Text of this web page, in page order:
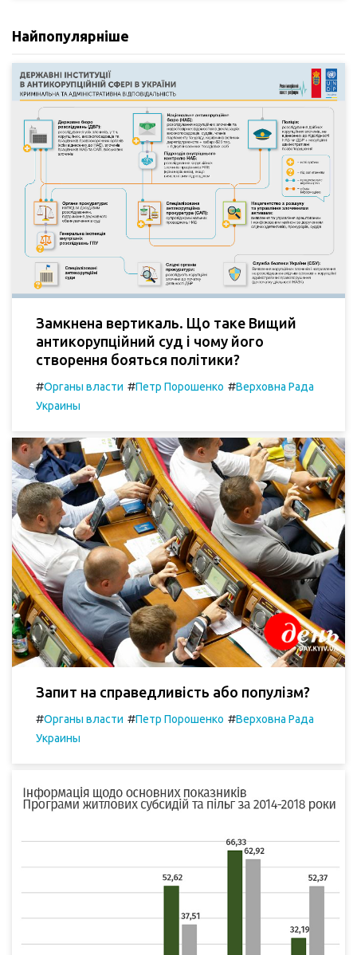
Найпопулярніше
Замкнена вертикаль. Що таке Вищий
антикорупційний суд і чому його
створення бояться політики?
#Органы власти #Петр Порошенко #Верховна Рада
Украины
Запит на справедливість або популізм?
#Органы власти #Петр Порошенко #Верховна Рада
Украины